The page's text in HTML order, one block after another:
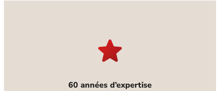
60 années d’expertise